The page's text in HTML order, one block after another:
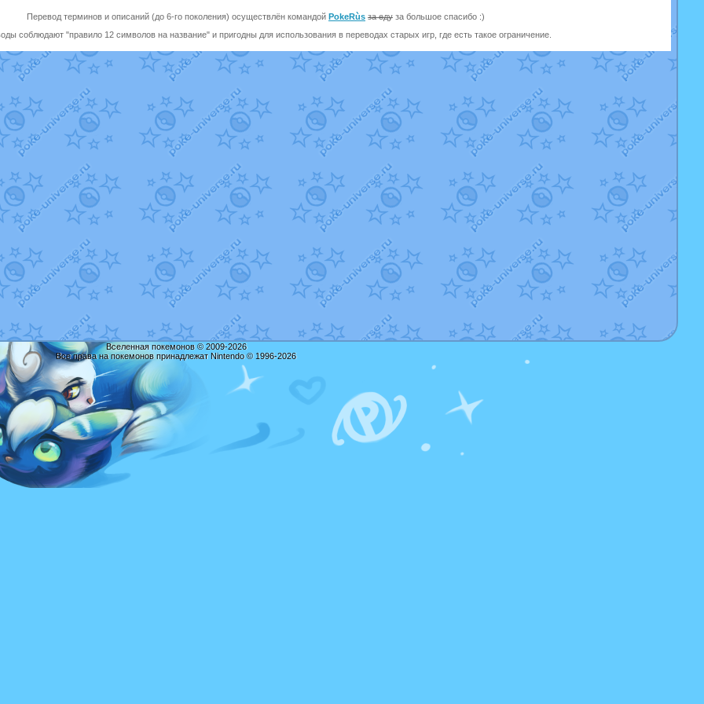
Перевод терминов и описаний (до 6-го поколения) осуществлён командой PokeRùs за еду за большое спасибо :)
соблюдают "правило 12 символов на название" и пригодны для использования в переводах старых игр, где есть такое ограничение.
Вселенная покемонов © 2009-2026
Все права на покемонов принадлежат Nintendo © 1996-2026